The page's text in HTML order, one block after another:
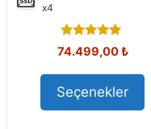
x4
5.00
out of 5
Orijinal
80.291,15 ₺.
74.499,00₺Şu
Seçenekler